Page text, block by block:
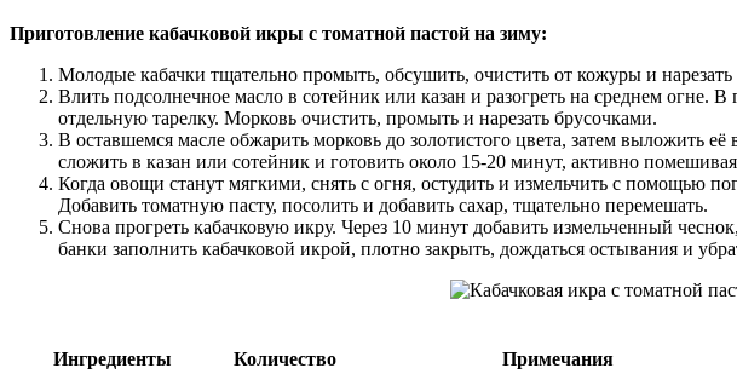
Приготовление кабачковой икры с томатной пастой на зиму:
Молодые кабачки тщательно промыть, обсушить, очистить от кожуры и
Влить подсолнечное масло в сотейник или казан и разогреть на среднем огне.
отдельную тарелку. Морковь очистить, промыть и нарезать брусочками.
В оставшемся масле обжарить морковь до золотистого цвета, затем выложить
сложить в казан или сотейник и готовить около 15-20 минут, активно
Когда овощи станут мягкими, снять с огня, остудить и измельчить с помощью
Добавить томатную пасту, посолить и добавить сахар, тщательно перемешать.
Снова прогреть кабачковую икру. Через 10 минут добавить измельченный
банки заполнить кабачковой икрой, плотно закрыть, дождаться остывания и
Ингредиенты Количество
Примечания